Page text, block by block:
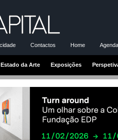
Contactos Home
Estado da Arte Exposições